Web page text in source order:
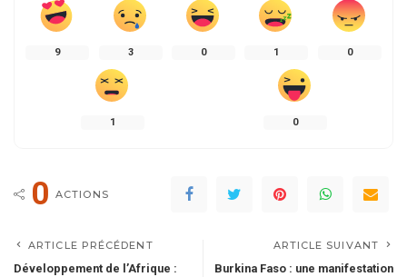
9 3 0 1 0
1 0
0 ACTIONS
ARTICLE PRÉCÉDENT
Développement de l’Afrique :
ARTICLE SUIVANT
Burkina Faso : une manifestation